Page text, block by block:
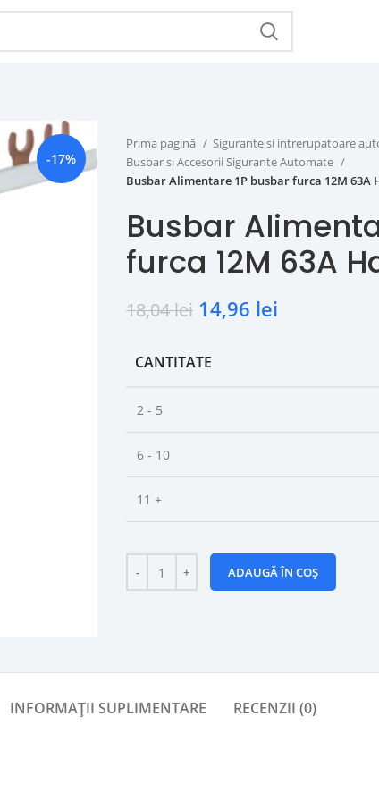
-17%
Prima pagină
Sigurante si intrerupatoare
Busbar si Accesorii Sigurante Automate
Busbar Alimentare 1P busbar furca 12M 63A
Busbar
furca 12M 63A
18,04lei 14,96 lei
CANTITATE
2 - 5
6 - 10
11 +
ADAUGĂ ÎN COȘ
INFORMAȚII SUPLIMENTARE RECENZII (0)